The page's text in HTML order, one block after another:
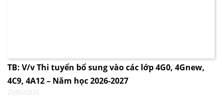
TB: V/v Thi tuyển bổ sung vào các lớp 4G0, 4Gnew,
4C9, 4A12 – Năm học 2026-2027
25/05/2026